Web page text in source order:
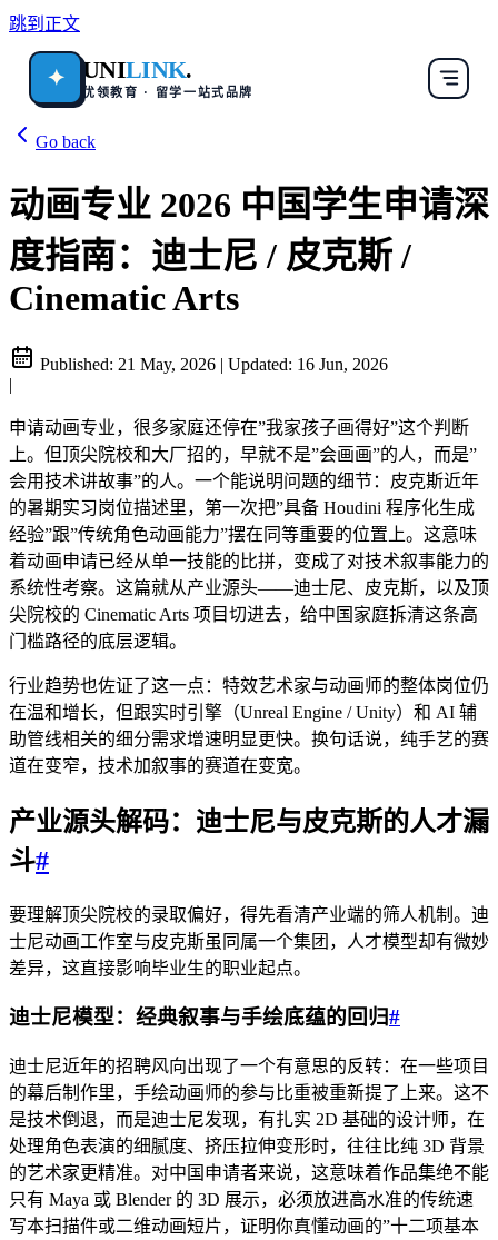
跳到正文
✦ UNILINK.
优领教育 · 留学一站式品牌
Go back
动画专业 2026 中国学生申请深
度指南：迪士尼 / 皮克斯 /
Cinematic Arts
Published: 21 May, 2026 | Updated: 16 Jun, 2026
|
申请动画专业，很多家庭还停在”我家孩子画得好”这个判断
上。但顶尖院校和大厂招的，早就不是”会画画”的人，而是”
会用技术讲故事”的人。一个能说明问题的细节：皮克斯近年
的暑期实习岗位描述里，第一次把”具备 Houdini 程序化生成
经验”跟”传统角色动画能力”摆在同等重要的位置上。这意味
着动画申请已经从单一技能的比拼，变成了对技术叙事能力的
系统性考察。这篇就从产业源头——迪士尼、皮克斯，以及顶
尖院校的 Cinematic Arts 项目切进去，给中国家庭拆清这条高
门槛路径的底层逻辑。
行业趋势也佐证了这一点：特效艺术家与动画师的整体岗位仍
在温和增长，但跟实时引擎（Unreal Engine / Unity）和 AI 辅
助管线相关的细分需求增速明显更快。换句话说，纯手艺的赛
道在变窄，技术加叙事的赛道在变宽。
产业源头解码：迪士尼与皮克斯的人才漏
斗#
要理解顶尖院校的录取偏好，得先看清产业端的筛人机制。迪
士尼动画工作室与皮克斯虽同属一个集团，人才模型却有微妙
差异，这直接影响毕业生的职业起点。
迪士尼模型：经典叙事与手绘底蕴的回归#
迪士尼近年的招聘风向出现了一个有意思的反转：在一些项目
的幕后制作里，手绘动画师的参与比重被重新提了上来。这不
是技术倒退，而是迪士尼发现，有扎实 2D 基础的设计师，在
处理角色表演的细腻度、挤压拉伸变形时，往往比纯 3D 背景
的艺术家更精准。对中国申请者来说，这意味着作品集绝不能
只有 Maya 或 Blender 的 3D 展示，必须放进高水准的传统速
写本扫描件或二维动画短片，证明你真懂动画的”十二项基本